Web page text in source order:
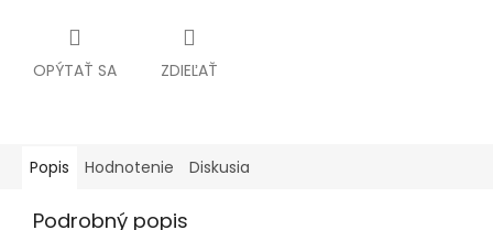
OPÝTAŤ SA ZDIEĽAŤ
Popis Hodnotenie Diskusia
Podrobný popis